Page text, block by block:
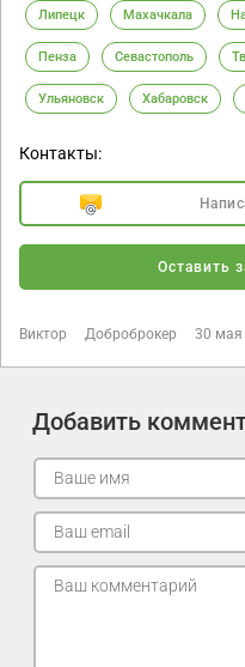
Липецк Махачкала
Пенза Севастополь
Ульяновск Хабаровск
Контакты:
Оставить
Виктор Доброброкер 30 мая
Добавить